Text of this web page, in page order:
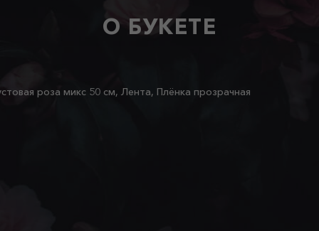
О БУКЕТЕ
роза микс 50 см, Лента, Плёнка прозрачная